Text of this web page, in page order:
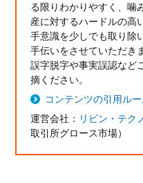
る限りわかりやすく、噛
産に対するハードルの高
手意識を少しでも取り除
手伝いをさせていただき
誤字脱字や事実誤認など
摘ください。
コンテンツの引用ル
運営会社： リビン・テク
取引所グロース市場）